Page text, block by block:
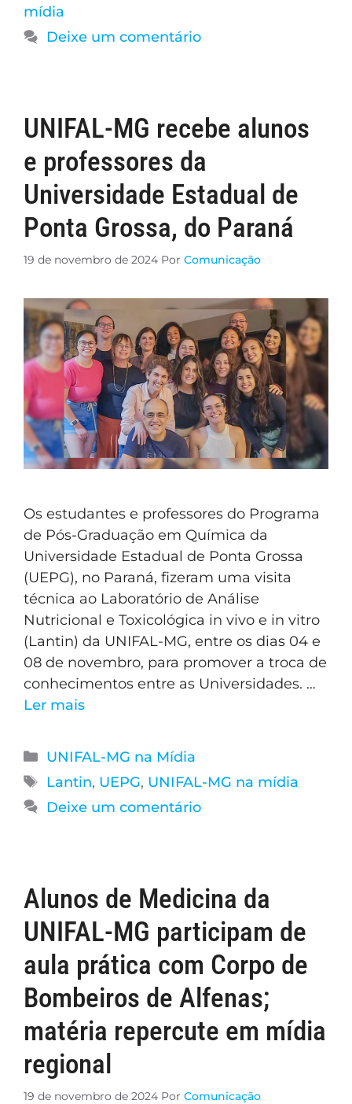
mídia
Deixe um comentário
UNIFAL-MG recebe alunos
e professores da
Universidade Estadual de
Ponta Grossa, do Paraná
19 de novembro de 2024 Por Comunicação
Os estudantes e professores do Programa
de Pós-Graduação em Química da
Universidade Estadual de Ponta Grossa
(UEPG), no Paraná, fizeram uma visita
técnica ao Laboratório de Análise
Nutricional e Toxicológica in vivo e in vitro
(Lantin) da UNIFAL-MG, entre os dias 04 e
08 de novembro, para promover a troca de
conhecimentos entre as Universidades. …
Ler mais
UNIFAL-MG na Mídia
Lantin, UEPG, UNIFAL-MG na mídia
Deixe um comentário
Alunos de Medicina da
UNIFAL-MG participam de
aula prática com Corpo de
Bombeiros de Alfenas;
matéria repercute em mídia
regional
19 de novembro de 2024 Por Comunicação